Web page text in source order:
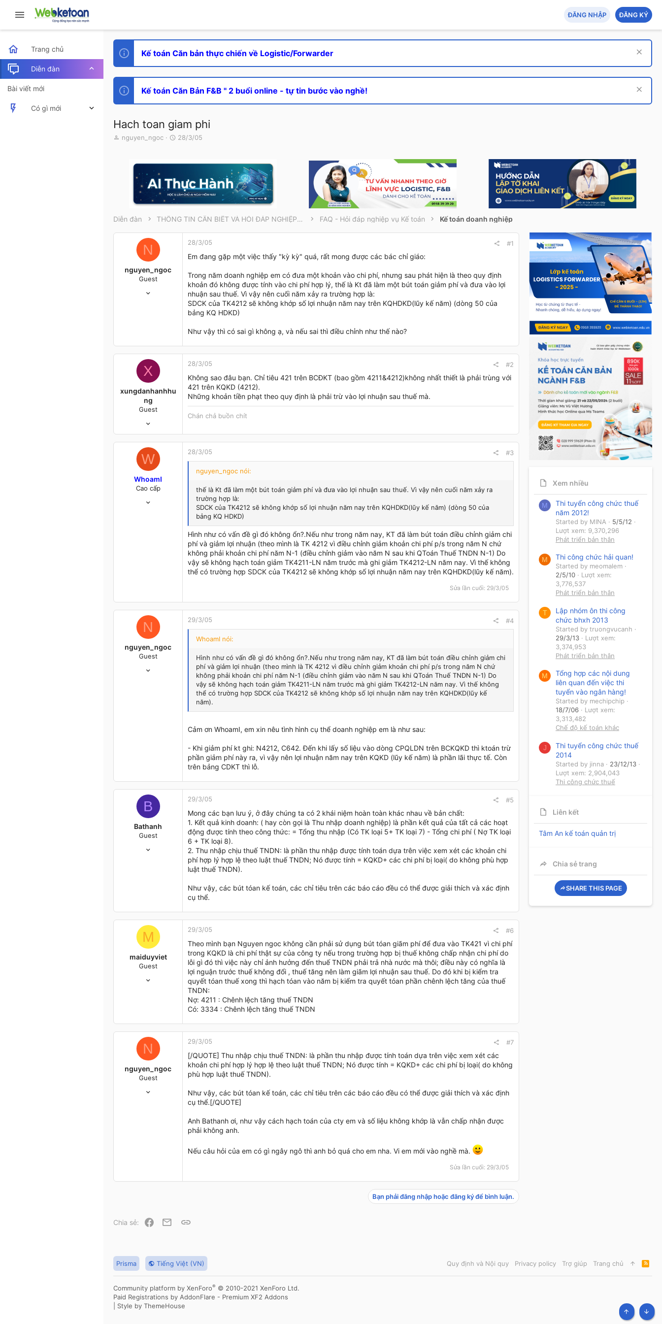
ĐĂNG NHẬP ĐĂNG KÝ
Trang chủ
Diễn đàn
Bài viết mới
Có gì mới
Kế toán Căn bản thực chiến về Logistic/Forwarder
Kế toán Căn Bản F&B " 2 buổi online - tự tin bước vào nghề!
Hach toan giam phi
T
r
e
nguyen_ngoc
N
y
ử
i
28/3/05
Diễn đàn THÔNG TIN CẦN BIẾT VÀ HỎI ĐÁP NGHIỆP VỤ FAQ - Hỏi đáp nghiệp vụ Kế toán Kế toán doanh nghiệp
N
nguyen_ngoc
Guest
28/3/05 #1
Em đang gặp một việc thấy "kỳ kỳ" quá, rất mong được các bác chỉ giáo:
Trong năm doanh nghiệp em có đưa một khoản vào chi phí, nhưng sau phát hiện là theo quy định
khoản đó không được tính vào chi phí hợp lý, thế là Kt đã làm một bút toán giảm phí và đưa vào lợi
nhuận sau thuế. Vì vậy nên cuối năm xảy ra trường hợp là:
SDCK của TK4212 sẽ không khớp số lợi nhuận năm nay trên KQHDKD(lũy kế năm) (dòng 50 của
bảng KQ HDKD)
Như vậy thì có sai gì không ạ, và nếu sai thì điều chỉnh như thế nào?
X
xungdanhanhhu
ng
Guest
1
Hanoi
28/3/05 #2
Không sao đâu bạn. Chỉ tiêu 421 trên BCĐKT (bao gồm 4211&4212)không nhất thiết là phải trùng với
421 trên KQKD (4212).
Những khoản tiền phạt theo quy định là phải trừ vào lợi nhuận sau thuế mà.
Chán chả buồn chít
W
WhoamI
Cao cấp
28/3/05 #3
nguyen_ngoc nói:
thế là Kt đã làm một bút toán giảm phí và đưa vào lợi nhuận sau thuế. Vì vậy nên cuối năm xảy ra
trường hợp là:
SDCK của TK4212 sẽ không khớp số lợi nhuận năm nay trên KQHDKD(lũy kế năm) (dòng 50 của
bảng KQ HDKD)
Hình như có vấn đề gì đó không ổn?.Nếu như trong năm nay, KT đã làm bút toán điều chỉnh giảm chi
phí và giảm lợi nhuận (theo mình là TK 4212 vì điều chỉnh giảm khoản chi phí p/s trong năm N chứ
không phải khoản chi phí năm N-1 (điều chỉnh giảm vào năm N sau khi QToán Thuế TNDN N-1) Do
vậy sẽ không hạch toán giảm TK4211-LN năm trước mà ghi giảm TK4212-LN năm nay. Vì thế không
thể có trường hợp SDCK của TK4212 sẽ không khớp số lợi nhuận năm nay trên KQHDKD(lũy kế năm).
Sửa lần cuối: 29/3/05
N
nguyen_ngoc
Guest
29/3/05 #4
WhoamI nói:
Hình như có vấn đề gì đó không ổn?.Nếu như trong năm nay, KT đã làm bút toán điều chỉnh giảm chi
phí và giảm lợi nhuận (theo mình là TK 4212 vì điều chỉnh giảm khoản chi phí p/s trong năm N chứ
không phải khoản chi phí năm N-1 (điều chỉnh giảm vào năm N sau khi QToán Thuế TNDN N-1) Do
vậy sẽ không hạch toán giảm TK4211-LN năm trước mà ghi giảm TK4212-LN năm nay. Vì thế không
thể có trường hợp SDCK của TK4212 sẽ không khớp số lợi nhuận năm nay trên KQHDKD(lũy kế
năm).
Cảm ơn WhoamI, em xin nêu tình hình cụ thể doanh nghiệp em là như sau:
- Khi giảm phí kt ghi: N4212, C642. Đến khi lấy số liệu vào dòng CPQLDN trên BCKQKD thì ktoán trừ
phần giảm phí này ra, vì vậy nên lợi nhuận năm nay trên KQKD (lũy kế năm) là phần lãi thực tế. Còn
trên bảng CDKT thì lỗ.
B
Bathanh
Guest
29/3/05 #5
Mong các bạn lưu ý, ở đây chúng ta có 2 khái niệm hoàn toàn khác nhau về bản chất:
1. Kết quả kinh doanh: ( hay còn gọi là Thu nhập doanh nghiệp) là phần kết quả của tất cả các hoạt
động được tính theo công thức: = Tổng thu nhập (Có TK loại 5+ TK loại 7) - Tổng chi phí ( Nợ TK loại
6 + TK loại 8).
2. Thu nhập chịu thuế TNDN: là phần thu nhập được tính toán dựa trên việc xem xét các khoản chi
phí hợp lý hợp lệ theo luật thuế TNDN; Nó được tính = KQKD+ các chi phí bị loại( do không phù hợp
luật thuế TNDN).
Như vậy, các bút tóan kế toán, các chỉ tiêu trên các báo cáo đều có thể được giải thích và xác định
cụ thể.
M
maiduyviet
Guest
29/3/05 #6
Theo mình bạn Nguyen ngoc không cần phải sử dụng bút tóan giãm phí để đưa vào TK421 vì chi phí
trong KQKD là chi phí thật sự của công ty nếu trong trường hợp bị thuế không chấp nhận chi phí do
lỗi gì đó thì việc này chỉ ảnh hưởng đến thuế TNDN phải trả nhà nước mà thôi; điều này có nghĩa là
lợi nguận trước thuế không đổi , thuế tăng nên làm giãm lợi nhuận sau thuế. Do đó khi bị kiểm tra
quyết tóan thuế xong thì hạch tóan vào năm bị kiểm tra quyết tóan phần chênh lệch tăng của thuế
TNDN:
Nợ: 4211 : Chênh lệch tăng thuế TNDN
Có: 3334 : Chênh lệch tăng thuế TNDN
N
nguyen_ngoc
Guest
29/3/05 #7
[/QUOTE] Thu nhập chịu thuế TNDN: là phần thu nhập được tính toán dựa trên việc xem xét các
khoản chi phí hợp lý hợp lệ theo luật thuế TNDN; Nó được tính = KQKD+ các chi phí bị loại( do không
phù hợp luật thuế TNDN).
Như vậy, các bút tóan kế toán, các chỉ tiêu trên các báo cáo đều có thể được giải thích và xác định
cụ thể.[/QUOTE]
Anh Bathanh ơi, như vậy cách hạch toán của cty em và số liệu không khớp là vẫn chấp nhận được
phải không anh.
Nếu câu hỏi của em có gì ngây ngô thì anh bỏ quá cho em nha. Vi em mới vào nghề mà.
Sửa lần cuối: 29/3/05
Bạn phải đăng nhập hoặc đăng ký để bình luận.
Chia sẻ: Facebook
Email Link
Xem nhiều
M
Thi tuyển công chức thuế
năm 2012!
Started by MINA
5/5/12
Lượt xem: 9,370,296
Phát triển bản thân
M Thi công chức hải quan!
Started by meomalem
2/5/10
Lượt xem:
3,776,537
Phát triển bản thân
T
Lập nhóm ôn thi công
chức bhxh 2013
Started by truongvucanh
29/3/13
Lượt xem:
3,374,953
Phát triển bản thân
M
Tổng hợp các nội dung
liên quan đến việc thi
tuyển vào ngân hàng!
Started by mechipchip
18/7/06
Lượt xem:
3,313,482
Chế độ kế toán khác
J
Thi tuyển công chức thuế
2014
Started by jinna
23/12/13
Lượt xem: 2,904,043
Thi công chức thuế
Liên kết
Tâm An kế toán quản trị
Chia sẻ trang
SHARE THIS PAGE
Prisma Tiếng Việt (VN) Quy định và Nội quy Privacy policy Trợ giúp Trang chủ
R
S
S
Community platform by XenForo® © 2010-2021 XenForo Ltd.
Paid Registrations by AddonFlare - Premium XF2 Addons
Style by ThemeHouse
TOP